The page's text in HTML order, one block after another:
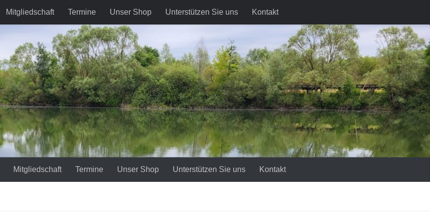
Mitgliedschaft Termine Unser Shop Unterstützen Sie uns Kontakt
Mitgliedschaft Termine Unser Shop Unterstützen Sie uns Kontakt